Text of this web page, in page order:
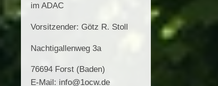
im ADAC
Vorsitzender: Götz R. Stoll
Nachtigallenweg 3a
76694 Forst (Baden)
E-Mail: info@1ocw.de